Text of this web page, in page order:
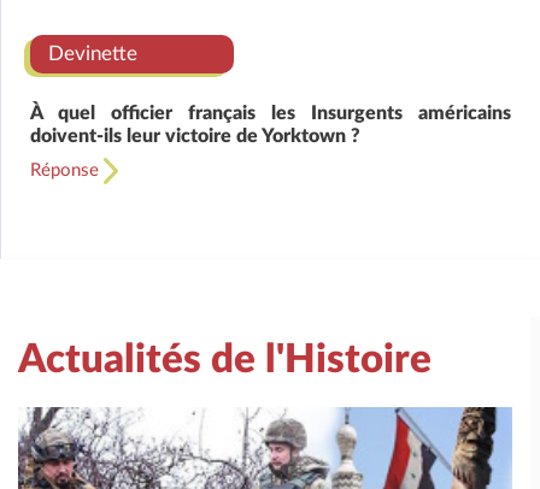
Devinette
À quel officier français les Insurgents américains
doivent-ils leur victoire de Yorktown ?
Réponse
Actualités de l'Histoire